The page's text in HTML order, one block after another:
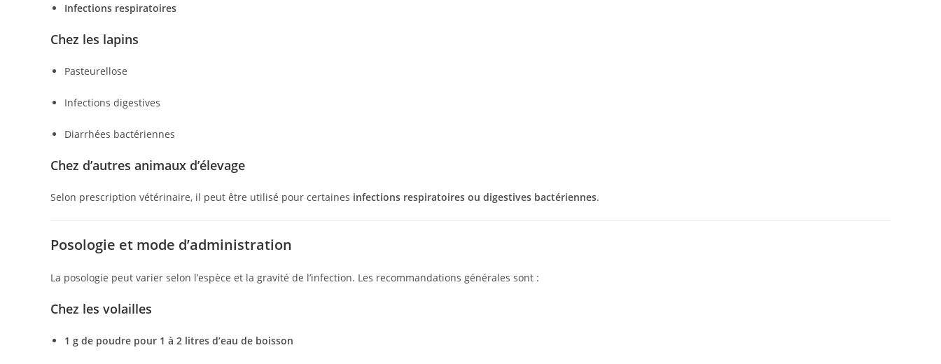
Infections respiratoires
Chez les lapins
Pasteurellose
Infections digestives
Diarrhées bactériennes
Chez d’autres animaux d’élevage
Selon prescription vétérinaire, il peut être utilisé pour certaines infections respiratoires ou digestives bactériennes.
Posologie et mode d’administration
La posologie peut varier selon l’espèce et la gravité de l’infection. Les recommandations générales sont :
Chez les volailles
1 g de poudre pour 1 à 2 litres d’eau de boisson